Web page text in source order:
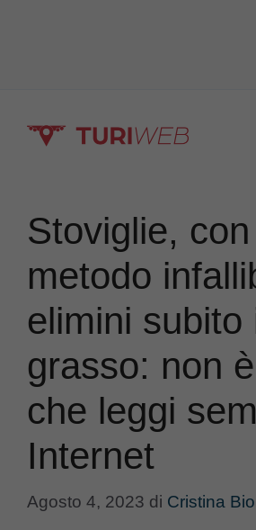
Stoviglie,
metodo
elimini subito
grasso: non
che leggi
Internet
Agosto 4, 2023 di Cristina